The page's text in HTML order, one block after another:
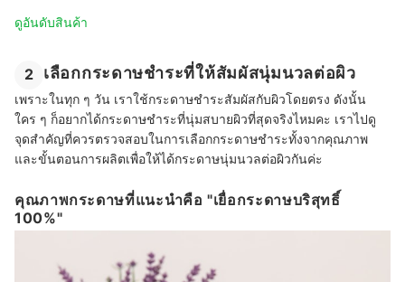
ดูอันดับสินค้า
2 เลือกกระดาษชำระที่ให้สัมผัสนุ่มนวลต่อผิว
เพราะในทุก ๆ วัน เราใช้กระดาษชำระสัมผัสกับผิวโดยตรง ดังนั้น
ใคร ๆ ก็อยากได้กระดาษชำระที่นุ่มสบายผิวที่สุดจริงไหมคะ เราไปดู
จุดสำคัญที่ควรตรวจสอบในการเลือกกระดาษชำระทั้งจากคุณภาพ
และขั้นตอนการผลิตเพื่อให้ได้กระดาษนุ่มนวลต่อผิวกันค่ะ
คุณภาพกระดาษที่แนะนำคือ "เยื่อกระดาษบริสุทธิ์
100%"